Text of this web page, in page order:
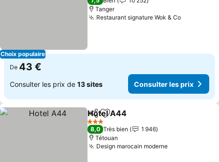
Choix populaire
Tanger
Restaurant signature Wok & Co
De 43 €
Consulter les prix de 13 sites Consulter les prix
PartagerAjouter à mes favoris
Hotel A44
3 Étoiles
8,0 Très bien
1 946
Tétouan
Design marocain moderne